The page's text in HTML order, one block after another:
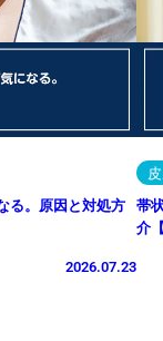
る。原因と対処方
2026.07.23
帯
介